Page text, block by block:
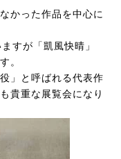
かった作品を中心に
すが「凱風快晴」
。
」と呼ばれる代表作
貴重な展覧会になり